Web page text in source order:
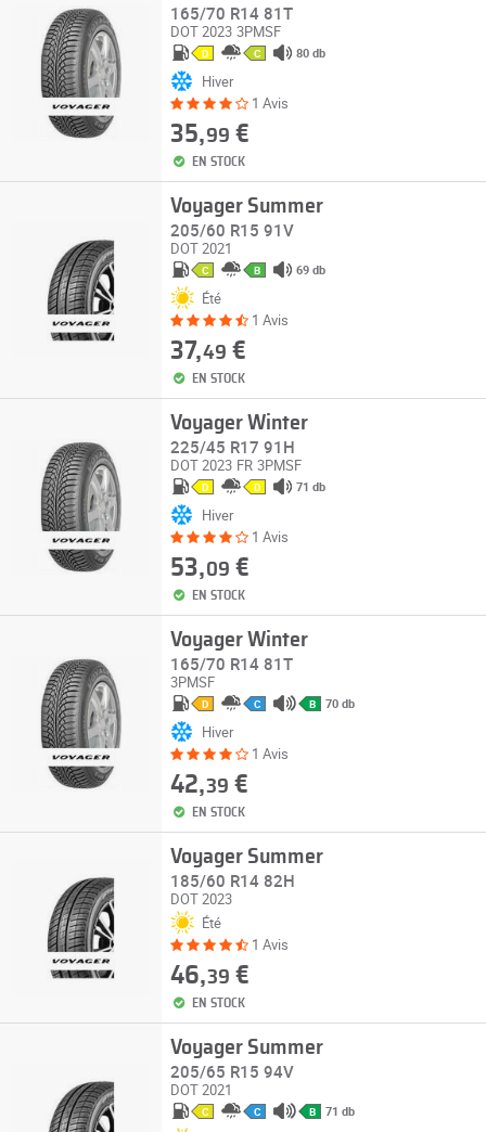
165/70 R14 81T
DOT 2023 3PMSF
D C 80 db
Hiver
1 Avis
35,99 €
EN STOCK
Voyager Summer
205/60 R15 91V
DOT 2021
C B 69 db
Été
1 Avis
37,49 €
EN STOCK
Voyager Winter
225/45 R17 91H
DOT 2023 FR 3PMSF
D D 71 db
Hiver
1 Avis
53,09 €
EN STOCK
Voyager Winter
165/70 R14 81T
3PMSF
D C B 70 db
Hiver
1 Avis
42,39 €
EN STOCK
Voyager Summer
185/60 R14 82H
DOT 2023
Été
1 Avis
46,39 €
EN STOCK
Voyager Summer
205/65 R15 94V
DOT 2021
C C B 71 db